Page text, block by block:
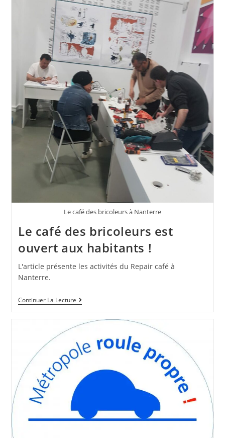
Le café des bricoleurs à Nanterre
Le café des bricoleurs est
ouvert aux habitants !
L'article présente les activités du Repair café à
Nanterre.
Continuer La Lecture